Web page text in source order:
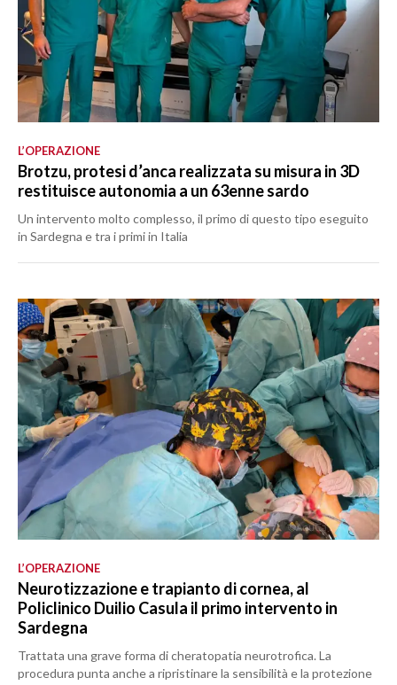
L’OPERAZIONE
Brotzu, protesi d’anca realizzata su misura in 3D
restituisce autonomia a un 63enne sardo
Un intervento molto complesso, il primo di questo tipo eseguito
in Sardegna e tra i primi in Italia
L’OPERAZIONE
Neurotizzazione e trapianto di cornea, al
Policlinico Duilio Casula il primo intervento in
Sardegna
Trattata una grave forma di cheratopatia neurotrofica. La
procedura punta anche a ripristinare la sensibilità e la protezione